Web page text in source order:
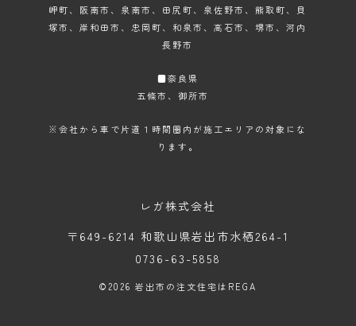
岬町、阪南市、泉南市、田尻町、泉佐野市、熊取町、貝
塚市、岸和田市、忠岡町、和泉市、高石市、堺市、河内
長野市
■奈良県
五條市、御所市
※会社から車で片道１時間圏内が施工エリアの対象にな
ります。
レガ株式会社
〒649-6214 和歌山県岩出市水栖264-1
0736-63-5858
©2026岩出市の注文住宅はREGA